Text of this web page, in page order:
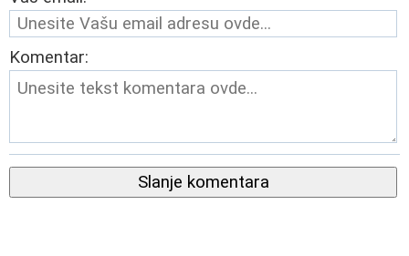
Komentar:
Slanje komentara